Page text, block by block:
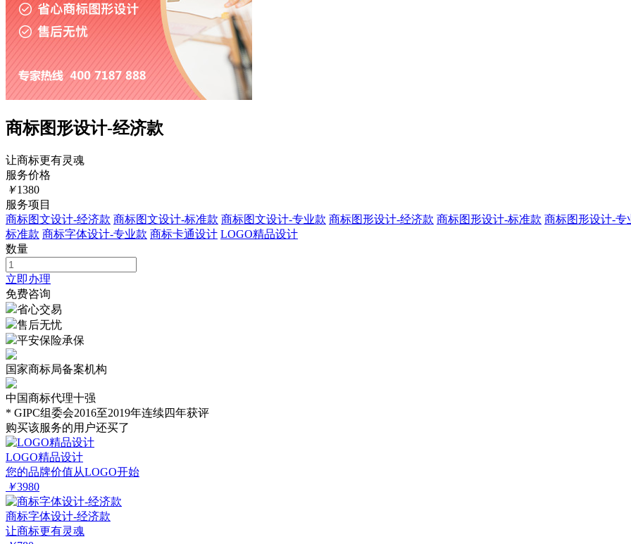
商标图形设计-经济款
让商标更有灵魂
服务价格
￥1380
服务项目
商标图文设计-经济款 商标图文设计-标准款 商标图文设计-专业款 商标图形设计-经济款 商标图形设计-标准款 商标图形设计-专
标准款 商标字体设计-专业款 商标卡通设计 LOGO精品设计
数量
立即办理
免费咨询
省心交易
售后无忧
平安保险承保
国家商标局备案机构
中国商标代理十强
* GIPC组委会2016至2019年连续四年获评
购买该服务的用户还买了
LOGO精品设计
您的品牌价值从LOGO开始
￥3980
商标字体设计-经济款
让商标更有灵魂